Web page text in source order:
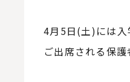
4月5日(土)には入
ご出席される保